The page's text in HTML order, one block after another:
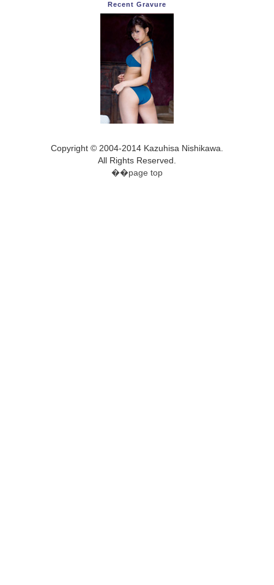
Recent Gravure
Copyright © 2004-2014 Kazuhisa Nishikawa.
All Rights Reserved.
��page top